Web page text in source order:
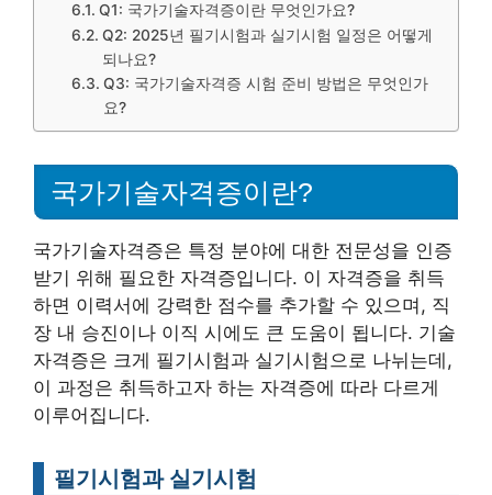
Q1: 국가기술자격증이란 무엇인가요?
Q2: 2025년 필기시험과 실기시험 일정은 어떻게
되나요?
Q3: 국가기술자격증 시험 준비 방법은 무엇인가
요?
국가기술자격증이란?
국가기술자격증은 특정 분야에 대한 전문성을 인증
받기 위해 필요한 자격증입니다. 이 자격증을 취득
하면 이력서에 강력한 점수를 추가할 수 있으며, 직
장 내 승진이나 이직 시에도 큰 도움이 됩니다. 기술
자격증은 크게 필기시험과 실기시험으로 나뉘는데,
이 과정은 취득하고자 하는 자격증에 따라 다르게
이루어집니다.
필기시험과 실기시험